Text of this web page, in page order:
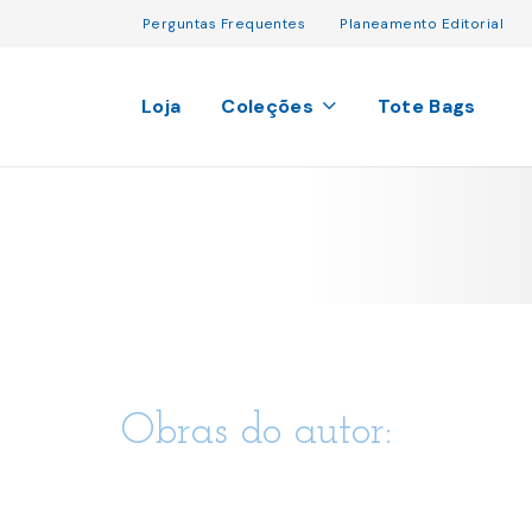
Perguntas Frequentes Planeamento Editorial
Loja Coleções Tote Bags
Obras do autor: